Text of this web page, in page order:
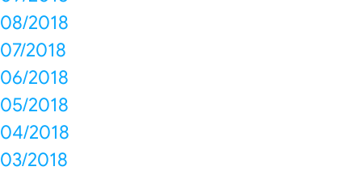
08/2018
07/2018
06/2018
05/2018
04/2018
03/2018